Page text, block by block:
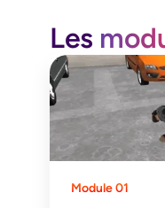
Les
Module 01